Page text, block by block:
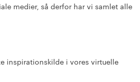
medier, så derfor har vi samlet alle
inspirationskilde i vores virtuelle